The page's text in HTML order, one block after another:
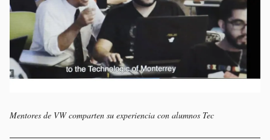
Mentores de VW comparten su experiencia con alumnos Tec